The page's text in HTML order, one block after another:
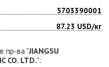
5703390001
87.23 USD/кг
пр-ва "JIANGSU
CO. LTD.":